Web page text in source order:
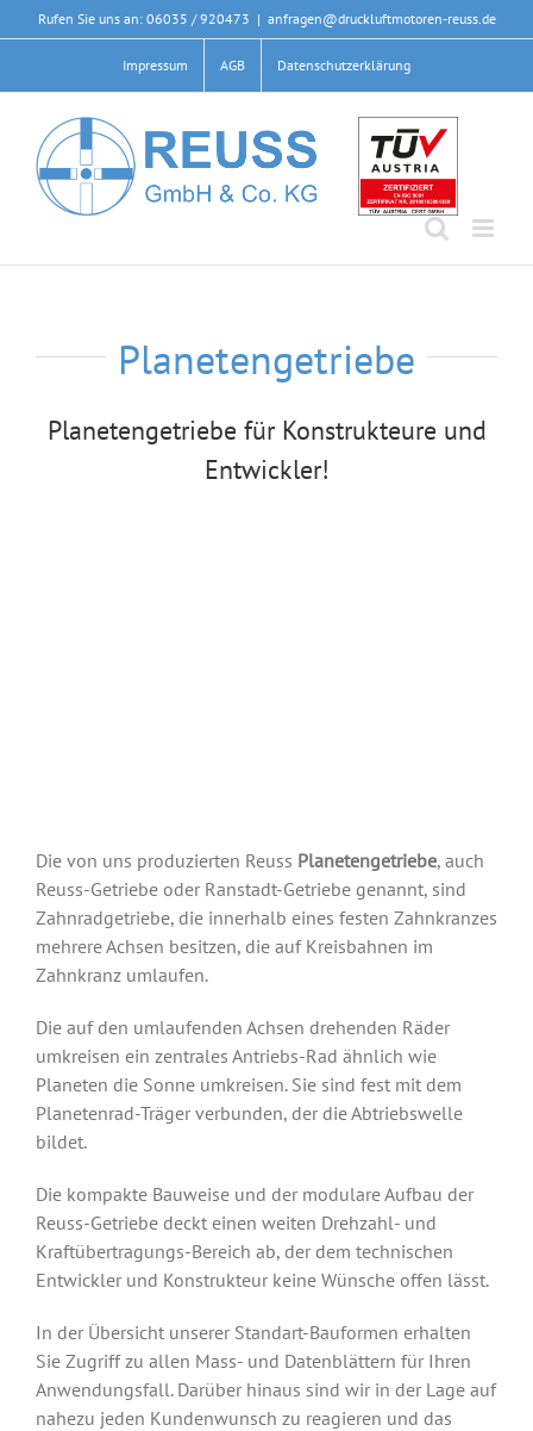
Inhalt
Rufen Sie uns an: 06035 / 920473 | anfragen@druckluftmotoren-reuss.de
Impressum AGB Datenschutzerklärung
Planetengetriebe
Planetengetriebe für Konstrukteure und
Entwickler!
Die von uns produzierten Reuss Planetengetriebe, auch
Reuss-Getriebe oder Ranstadt-Getriebe genannt, sind
Zahnradgetriebe, die innerhalb eines festen Zahnkranzes
mehrere Achsen besitzen, die auf Kreisbahnen im
Zahnkranz umlaufen.
Die auf den umlaufenden Achsen drehenden Räder
umkreisen ein zentrales Antriebs-Rad ähnlich wie
Planeten die Sonne umkreisen. Sie sind fest mit dem
Planetenrad-Träger verbunden, der die Abtriebswelle
bildet.
Die kompakte Bauweise und der modulare Aufbau der
Reuss-Getriebe deckt einen weiten Drehzahl- und
Kraftübertragungs-Bereich ab, der dem technischen
Entwickler und Konstrukteur keine Wünsche offen lässt.
In der Übersicht unserer Standart-Bauformen erhalten
Sie Zugriff zu allen Mass- und Datenblättern für Ihren
Anwendungsfall. Darüber hinaus sind wir in der Lage auf
nahezu jeden Kundenwunsch zu reagieren und das